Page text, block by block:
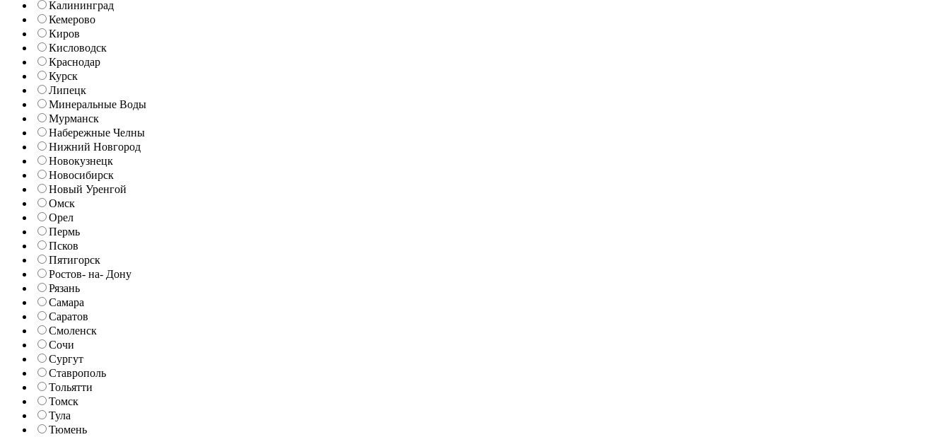
Калининград
Кемерово
Киров
Кисловодск
Краснодар
Курск
Липецк
Минеральные Воды
Мурманск
Набережные Челны
Нижний Новгород
Новокузнецк
Новосибирск
Новый Уренгой
Омск
Орел
Пермь
Псков
Пятигорск
Ростов- на- Дону
Рязань
Самара
Саратов
Смоленск
Сочи
Сургут
Ставрополь
Тольятти
Томск
Тула
Тюмень